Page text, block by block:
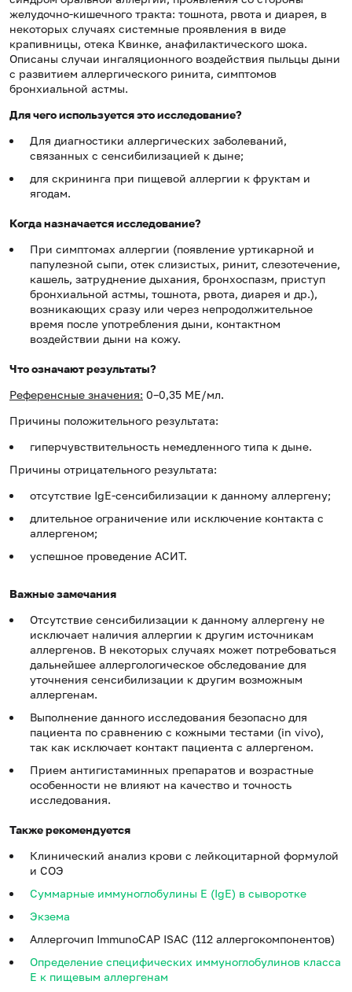
желудочно-кишечного тракта: тошнота, рвота и диарея, в
некоторых случаях системные проявления в виде
крапивницы, отека Квинке, анафилактического шока.
Описаны случаи ингаляционного воздействия пыльцы дыни
с развитием аллергического ринита, симптомов
бронхиальной астмы.
Для чего используется это исследование?
Для диагностики аллергических заболеваний,
связанных с сенсибилизацией к дыне;
для скрининга при пищевой аллергии к фруктам и
ягодам.
Когда назначается исследование?
При симптомах аллергии (появление уртикарной и
папулезной сыпи, отек слизистых, ринит, слезотечение,
кашель, затруднение дыхания, бронхоспазм, приступ
бронхиальной астмы, тошнота, рвота, диарея и др.),
возникающих сразу или через непродолжительное
время после употребления дыни, контактном
воздействии дыни на кожу.
Что означают результаты?
Референсные значения: 0–0,35 МЕ/мл.
Причины положительного результата:
гиперчувствительность немедленного типа к дыне.
Причины отрицательного результата:
отсутствие IgE-сенсибилизации к данному аллергену;
длительное ограничение или исключение контакта с
аллергеном;
успешное проведение АСИТ.
Важные замечания
Отсутствие сенсибилизации к данному аллергену не
исключает наличия аллергии к другим источникам
аллергенов. В некоторых случаях может потребоваться
дальнейшее аллергологическое обследование для
уточнения сенсибилизации к другим возможным
аллергенам.
Выполнение данного исследования безопасно для
пациента по сравнению с кожными тестами (in vivo),
так как исключает контакт пациента с аллергеном.
Прием антигистаминных препаратов и возрастные
особенности не влияют на качество и точность
исследования.
Также рекомендуется
Клинический анализ крови с лейкоцитарной формулой
и СОЭ
Суммарные иммуноглобулины E (IgE) в сыворотке
Экзема
Аллергочип ImmunoCAP ISAC (112 аллергокомпонентов)
Определение специфических иммуноглобулинов класса
E к пищевым аллергенам